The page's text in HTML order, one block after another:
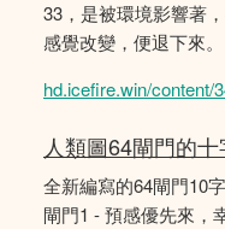
33，是被環境影響著
感覺改變，便退下來。
hd.icefire.win/content/
人類圖64閘門的
全新編寫的64閘門10
閘門1 - 預感優先來，